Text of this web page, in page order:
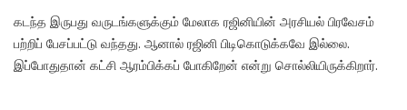
கடந்த இருபது வருடங்களுக்கும் மேலாக ரஜினியின் அரசியல் பிரவேசம்
பற்றிப் பேசப்பட்டு வந்தது. ஆனால் ரஜினி பிடிகொடுக்கவே இல்லை.
இப்போதுதான் கட்சி ஆரம்பிக்கப் போகிறேன் என்று சொல்லியிருக்கிறார்.